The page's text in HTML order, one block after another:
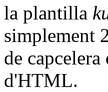
la plantilla
simplement
de
d'HTML.